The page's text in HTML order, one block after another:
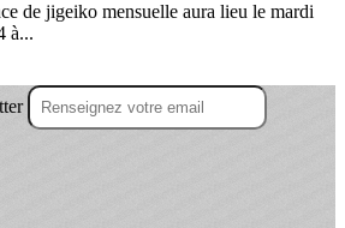
de jigeiko mensuelle aura lieu le mardi
à...